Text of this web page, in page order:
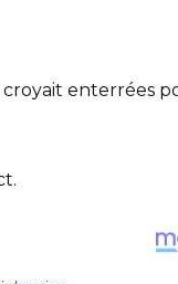
croyait enterrées